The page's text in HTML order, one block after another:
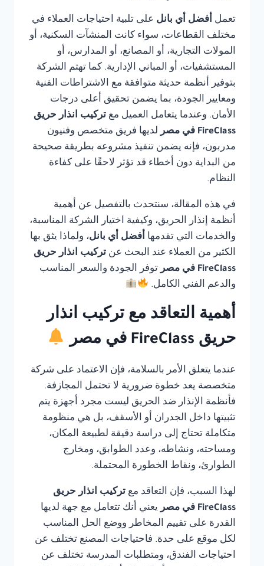
تعمل أفضل أي بانل على تلبية احتياجات العملاء في
مختلف القطاعات، سواء كانت المنشآت السكنية، أو
المولات التجارية، أو المصانع، أو المدارس، أو
المستشفيات، أو المباني الإدارية. كما تهتم الشركة
بتوفير أنظمة حديثة متوافقة مع الاشتراطات الفنية
ومعايير الجودة، بما يضمن تحقيق أعلى درجات
الأمان. وعندما يتعامل العميل مع تركيب انذار حريق
FireClass في مصر
لديها فريق متخصص وفنيون
مدربون، فإنه يضمن تنفيذ مشروعه بطريقة صحيحة
من البداية دون أخطاء قد تؤثر لاحقًا على كفاءة
النظام.
في هذه المقالة، سنتحدث بالتفصيل عن أهمية
أنظمة إنذار الحريق، وكيفية اختيار الشركة المناسبة،
والخدمات التي تقدمها أفضل أي بانل، ولماذا يثق بها
الكثير من العملاء عند البحث عن تركيب انذار حريق
FireClass في مصر
توفر الجودة والسعر المناسب
والدعم الفني الكامل.
أهمية التعاقد مع تركيب انذار
حريق FireClass في مصر
عندما يتعلق الأمر بالسلامة، فإن الاعتماد على شركة
متخصصة يعد خطوة ضرورية لا تحتمل المجازفة.
فأنظمة الإنذار ضد الحريق ليست مجرد أجهزة يتم
تثبيتها داخل الجدران أو الأسقف، بل هي منظومة
متكاملة تحتاج إلى دراسة دقيقة لطبيعة المكان،
ومساحته، ونشاطه، وعدد الطوابق، ومخارج
الطوارئ، ونقاط الخطورة المحتملة.
لهذا السبب، فإن التعاقد مع تركيب انذار حريق
FireClass في مصر
يعني أنك تتعامل مع جهة لديها
القدرة على تقييم المخاطر ووضع الحل المناسب
لكل موقع على حدة. فاحتياجات المصنع تختلف عن
احتياجات الفندق، ومتطلبات المدرسة تختلف عن